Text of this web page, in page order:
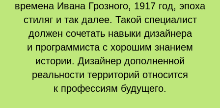
времена Ивана Грозного, 1917 год, эпоха
стиляг и так далее. Такой специалист
должен сочетать навыки дизайнера
и программиста с хорошим знанием
истории. Дизайнер дополненной
реальности территорий относится
к профессиям будущего.